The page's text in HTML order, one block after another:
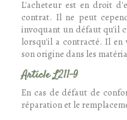
L'acheteur est en droit
contrat. Il ne peut
invoquant un défaut qu'il
lorsqu'il a contracté. Il en
son origine dans les
Article L211-9
En cas de défaut de
réparation et le